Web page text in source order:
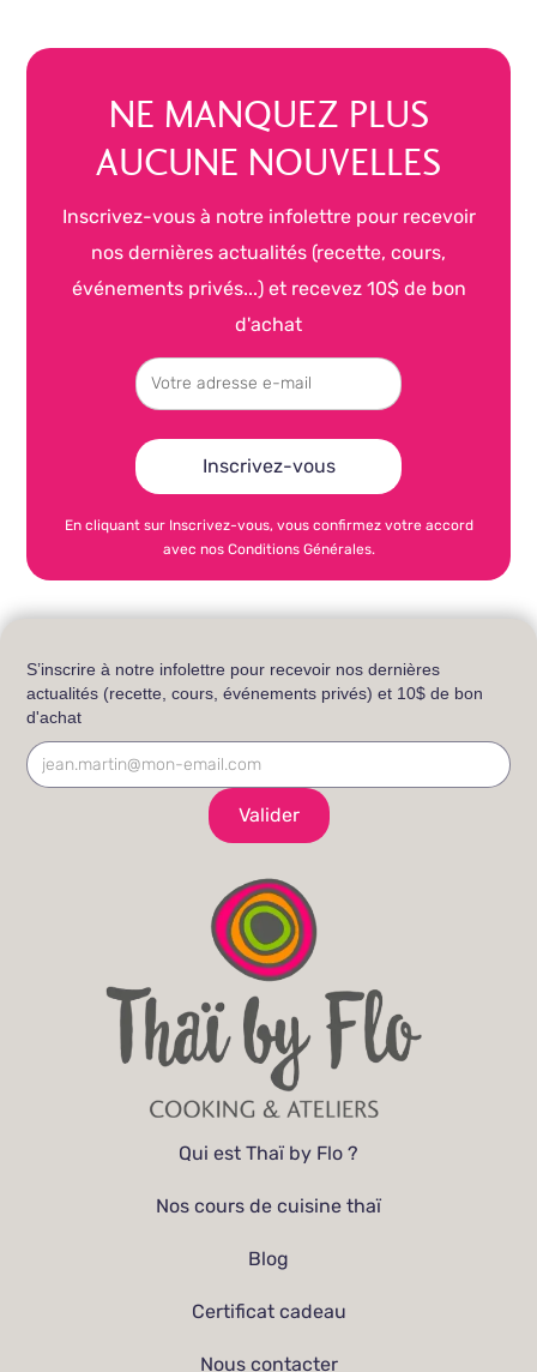
NE MANQUEZ PLUS
AUCUNE NOUVELLES
Inscrivez-vous à notre infolettre pour recevoir
nos dernières actualités (recette, cours,
événements privés...) et recevez 10$ de bon
d'achat
En cliquant sur Inscrivez-vous, vous confirmez votre accord
avec nos Conditions Générales.
S’inscrire à notre infolettre pour recevoir nos dernières
actualités (recette, cours, événements privés) et 10$ de bon
d'achat
Qui est Thaï by Flo ?
Nos cours de cuisine thaï
Blog
Certificat cadeau
Nous contacter